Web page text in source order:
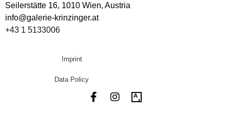
Seilerstätte 16, 1010 Wien, Austria
info@galerie-krinzinger.at
+43 1 5133006
Imprint
Data Policy